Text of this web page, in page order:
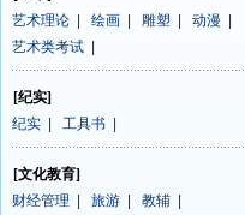
艺术理论
绘画 雕塑 动漫
艺术类考试
[纪实]
纪实
工具书
[文化教育]
财经管理
旅游 教辅